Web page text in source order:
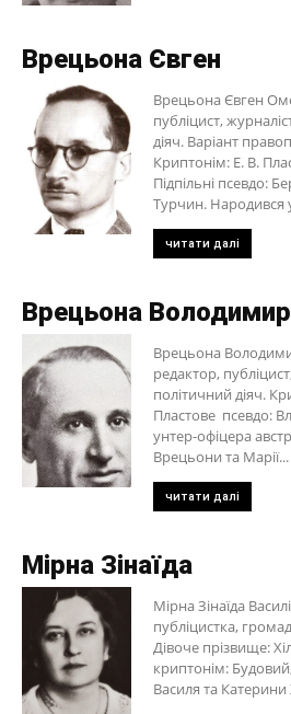
Врецьона Євген
Врецьона Євген
публіцист,
діяч. Варіант
Криптонім: Е. В.
Підпільні псевдо:
Турчин. Народився у
читати далі
Врецьона Володимир
Врецьона
редактор,
політичний діяч.
Пластове псевдо:
унтер-офіцера
Врецьони та Марії...
читати далі
Мірна Зінаїда
Мірна Зінаїда
публіцистка,
Дівоче прізвище:
криптонім:
Василя та Катерини